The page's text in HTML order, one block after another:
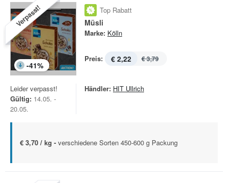
Verpasst!
-41%
Top Rabatt
Müsli
Marke: Kölln
Preis: € 2,22 € 3,79
Leider verpasst!
Gültig: 14.05. -
20.05.
Händler: HIT Ullrich
€ 3,70 / kg - verschiedene Sorten 450-600 g Packung